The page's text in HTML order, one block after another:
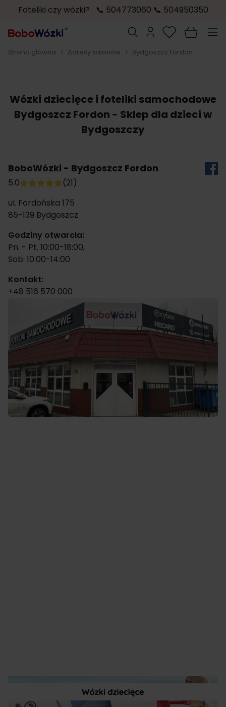
Foteliki czy wózki? 📞 504773060 📞 504950350
Szukaj
Strona główna > Adresy salonów > Bydgoszcz Fordon
Wózki dziecięce i foteliki samochodowe
Bydgoszcz Fordon - Sklep dla dzieci w
Bydgoszczy
BoboWózki - Bydgoszcz Fordon
5.0
(21)
ul. Fordońska 175
85-139 Bydgoszcz
Godziny otwarcia:
Pn. - Pt. 10:00-18:00,
Sob. 10:00-14:00
Kontakt:
+48 516 570 000